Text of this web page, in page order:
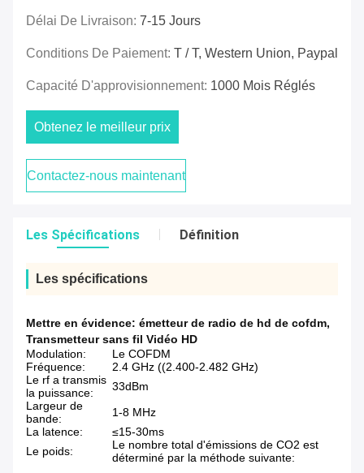
Délai De Livraison: 7-15 Jours
Conditions De Paiement: T / T, Western Union, Paypal
Capacité D'approvisionnement: 1000 Mois Réglés
Obtenez le meilleur prix
Contactez-nous maintenant
Les Spécifications Définition
Les spécifications
Mettre en évidence: émetteur de radio de hd de cofdm,
Transmetteur sans fil Vidéo HD
Modulation:
Le COFDM
Fréquence:
2.4 GHz ((2.400-2.482 GHz)
Le rf a transmis
la puissance:
33dBm
Largeur de
bande:
1-8 MHz
La latence:
≤15-30ms
Le poids:
Le nombre total d'émissions de CO2 est
déterminé par la méthode suivante: